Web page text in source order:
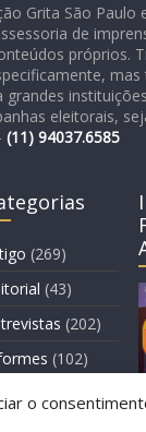
o
Grita São Paulo
de
próprios.
mas
eleitorais,
(11) 94037.6585
(269)
(43)
(202)
(102)